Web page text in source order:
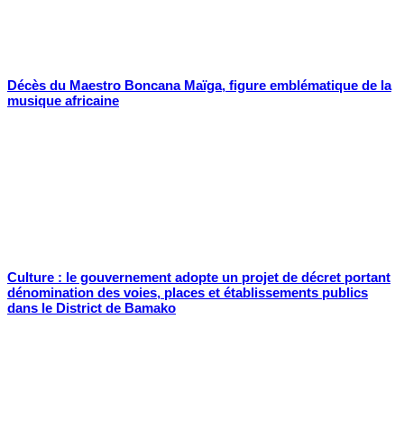
Décès du Maestro Boncana Maïga, figure emblématique de la
musique africaine
Culture : le gouvernement adopte un projet de décret portant
dénomination des voies, places et établissements publics
dans le District de Bamako